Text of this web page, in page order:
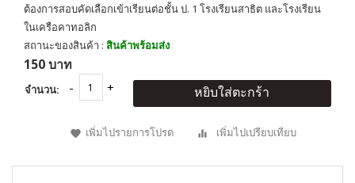
ต้องการสอบคัดเลือกเข้าเรียนต่อชั้น ป. 1 โรงเรียนสาธิต และโรงเรียน
ในเครือคาทอลิก
สถานะของสินค้า : สินค้าพร้อมส่ง
150 บาท
จำนวน: หยิบใส่ตะกร้า
เพิ่มไปรายการโปรด เพิ่มไปเปรียบเทียบ